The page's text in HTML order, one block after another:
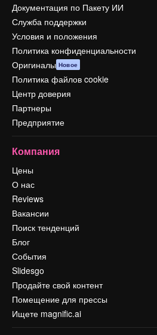
Документация по Пакету ИИ
Служба поддержки
Условия и положения
Политика конфиденциальности
Оригиналы Новое
Политика файлов cookie
Центр доверия
Партнеры
Предприятие
Компания
Цены
О нас
Reviews
Вакансии
Поиск тенденций
Блог
События
Slidesgo
Продайте свой контент
Помещение для прессы
Ищете magnific.ai